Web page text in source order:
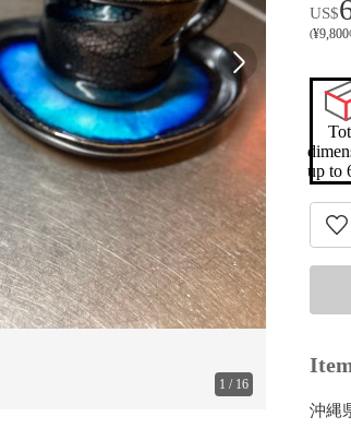
1 / 16
US$
(¥9,800
up to
沖縄